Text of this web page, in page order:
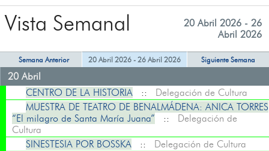
Vista Semanal
20 Abril 2026 - 26
Abril 2026
Semana Anterior 20 Abril 2026 - 26 Abril 2026 Siguiente Semana
20 Abril
CENTRO DE LA HISTORIA :: Delegación de Cultura
MUESTRA DE TEATRO DE BENALMÁDENA: ANICA TORRES
“El milagro de Santa María Juana” :: Delegación de
Cultura
SINESTESIA POR BOSSKA :: Delegación de Cultura